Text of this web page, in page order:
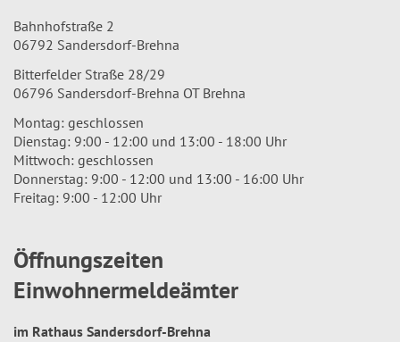
Bahnhofstraße 2
06792 Sandersdorf-Brehna
Bitterfelder Straße 28/29
06796 Sandersdorf-Brehna OT Brehna
Montag: geschlossen
Dienstag: 9:00 - 12:00 und 13:00 - 18:00 Uhr
Mittwoch: geschlossen
Donnerstag: 9:00 - 12:00 und 13:00 - 16:00 Uhr
Freitag: 9:00 - 12:00 Uhr
Öffnungszeiten
Einwohnermeldeämter
im Rathaus Sandersdorf-Brehna